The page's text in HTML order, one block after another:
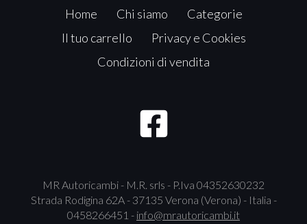
Home Chi siamo
Categorie
Il tuo carrello
Privacy e Cookies
Condizioni di vendita
MR Autoricambi - M.R. srls - P.Iva 04352630232
Strada Rodigina 62A - 37135 Verona (Verona) - Italia -
0458266451 - info@mrautoricambi.it